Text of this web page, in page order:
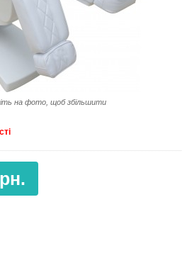
на фото, щоб збільшити